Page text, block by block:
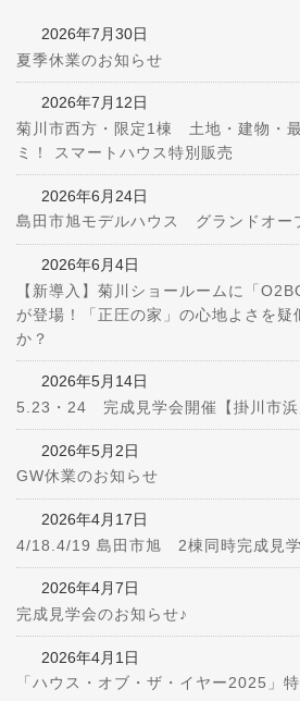
2026年7月30日
夏季休業のお知らせ
2026年7月12日
菊川市西方・限定1棟 土地・建物・
ミ！ スマートハウス特別販売
2026年6月24日
島田市旭モデルハウス グランドオー
2026年6月4日
【新導入】菊川ショールームに「
が登場！「正圧の家」の心地よさを疑
か？
2026年5月14日
5.23・24 完成見学会開催【掛川市浜
2026年5月2日
GW休業のお知らせ
2026年4月17日
4/18.4/19 島田市旭 2棟同時完成見学
2026年4月7日
完成見学会のお知らせ♪
2026年4月1日
「ハウス・オブ・ザ・イヤー2025」